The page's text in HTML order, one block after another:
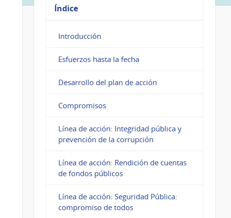
Índice
Introducción
Esfuerzos hasta la fecha
Desarrollo del plan de acción
Compromisos
Línea de acción: Integridad pública y
prevención de la corrupción
Línea de acción: Rendición de cuentas
de fondos públicos
Línea de acción: Seguridad Pública:
compromiso de todos